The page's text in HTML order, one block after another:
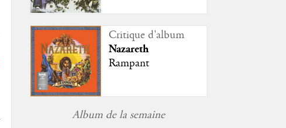
Critique d'album
Nazareth
Rampant
Album de la semaine